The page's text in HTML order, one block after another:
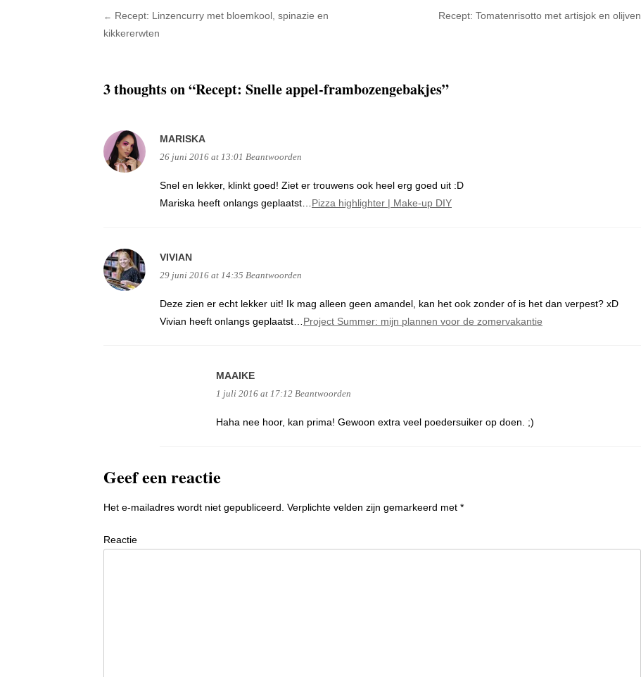
Post navigation
← Recept: Linzencurry met bloemkool, spinazie en
kikkererwten
Recept: Tomatenrisotto met artisjok en olijven
3 thoughts on “Recept: Snelle appel-frambozengebakjes”
MARISKA
26 juni 2016 at 13:01 Beantwoorden
Snel en lekker, klinkt goed! Ziet er trouwens ook heel erg goed uit :D
Mariska heeft onlangs geplaatst… Pizza highlighter | Make-up DIY
VIVIAN
29 juni 2016 at 14:35 Beantwoorden
Deze zien er echt lekker uit! Ik mag alleen geen amandel, kan het ook zonder of is het dan verpest? xD
Vivian heeft onlangs geplaatst… Project Summer: mijn plannen voor de zomervakantie
MAAIKE
1 juli 2016 at 17:12 Beantwoorden
Haha nee hoor, kan prima! Gewoon extra veel poedersuiker op doen. ;)
Geef een reactie
Het e-mailadres wordt niet gepubliceerd. Verplichte velden zijn gemarkeerd met *
Reactie